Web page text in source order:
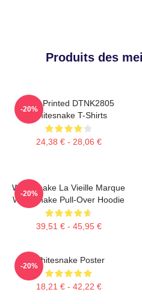
Produits des
New Printed DTNK2805
Whitesnake T-Shirts
24,38 € - 28,06 €
-20%
Whitesnake La Vieille Marque
Whitesnake Pull-Over Hoodie
39,51 € - 45,95 €
-20%
Whitesnake Poster
18,21 € - 42,22 €
-20%